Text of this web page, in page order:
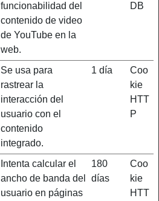
funcionabilidad del
contenido de video
de YouTube en la
web.
DB
Se usa para
rastrear la
interacción del
usuario con el
contenido
integrado.
1 día
Coo
kie
HTT
P
Intenta calcular el
ancho de banda del
usuario en páginas
180
días
Coo
kie
HTT